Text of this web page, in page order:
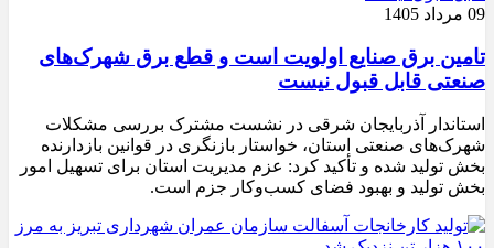
09 مرداد 1405
تامین برق صنایع اولویت است و قطع برق شهرک‌های
صنعتی قابل قبول نیست
استاندار آذربایجان شرقی در نشست مشترک بررسی مشکلات
شهرک‌های صنعتی استان، خواستار بازنگری در قوانین بازدارنده
بخش تولید شده و تأکید کرد: عزم مدیریت استان برای تسهیل امور
بخش تولید و بهبود فضای کسب‌وکار جزم است.